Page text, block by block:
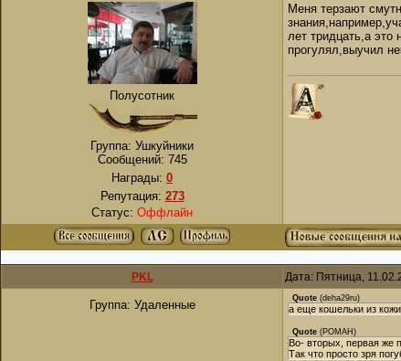
Полусотник
Группа: Ушкуйники
Сообщений: 745
Награды: 0
Репутация: 273
Статус: Оффлайн
Меня терзают
лет тридцать,а это
прогулял,выучил
PKL Дата: Пятница,
Группа: Удаленные Quote (deha29ru)
а еще кошельки из
Quote (РОМАН )
Во- вторых, первая же
Так что просто зря